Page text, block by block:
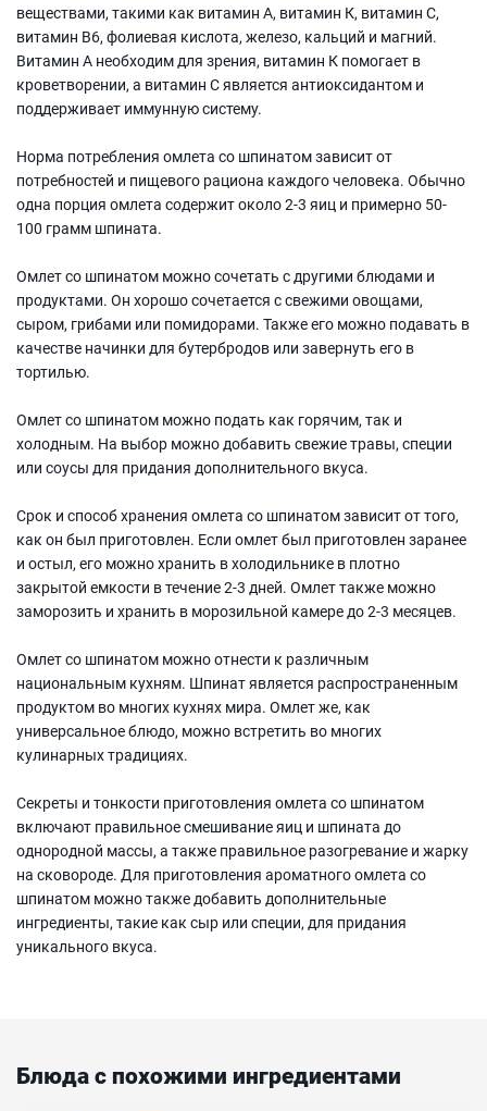
веществами, такими как витамин А, витамин К, витамин С,
витамин В6, фолиевая кислота, железо, кальций и магний.
Витамин А необходим для зрения, витамин К помогает в
кроветворении, а витамин С является антиоксидантом и
поддерживает иммунную систему.
Норма потребления омлета со шпинатом зависит от
потребностей и пищевого рациона каждого человека. Обычно
одна порция омлета содержит около 2-3 яиц и примерно 50-
100 грамм шпината.
Омлет со шпинатом можно сочетать с другими блюдами и
продуктами. Он хорошо сочетается с свежими овощами,
сыром, грибами или помидорами. Также его можно подавать в
качестве начинки для бутербродов или завернуть его в
тортилью.
Омлет со шпинатом можно подать как горячим, так и
холодным. На выбор можно добавить свежие травы, специи
или соусы для придания дополнительного вкуса.
Срок и способ хранения омлета со шпинатом зависит от того,
как он был приготовлен. Если омлет был приготовлен заранее
и остыл, его можно хранить в холодильнике в плотно
закрытой емкости в течение 2-3 дней. Омлет также можно
заморозить и хранить в морозильной камере до 2-3 месяцев.
Омлет со шпинатом можно отнести к различным
национальным кухням. Шпинат является распространенным
продуктом во многих кухнях мира. Омлет же, как
универсальное блюдо, можно встретить во многих
кулинарных традициях.
Секреты и тонкости приготовления омлета со шпинатом
включают правильное смешивание яиц и шпината до
однородной массы, а также правильное разогревание и жарку
на сковороде. Для приготовления ароматного омлета со
шпинатом можно также добавить дополнительные
ингредиенты, такие как сыр или специи, для придания
уникального вкуса.
Блюда с похожими ингредиентами